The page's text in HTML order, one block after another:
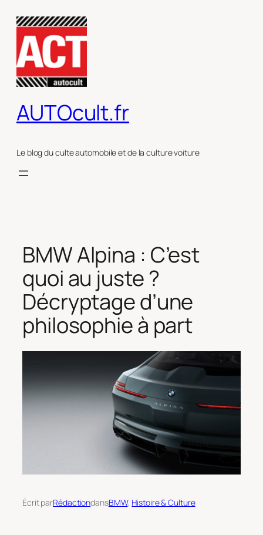
contenu
AUTOcult.fr
Le blog du culte automobile et de la culture voiture
BMW Alpina : C’est
quoi au juste ?
Décryptage d’une
philosophie à part
Écrit parRédactiondansBMW, Histoire & Culture